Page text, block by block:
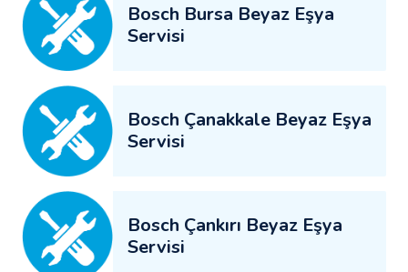
Bosch Bursa Beyaz Eşya
Servisi
Bosch Çanakkale Beyaz Eşya
Servisi
Bosch Çankırı Beyaz Eşya
Servisi